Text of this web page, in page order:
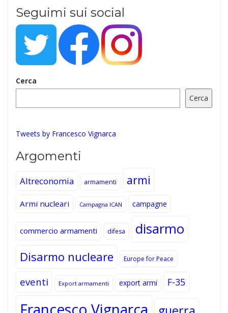
Seguimi sui social
Cerca
Cerca
Tweets by Francesco Vignarca
Argomenti
Altreconomia armamenti armi
Armi nucleari Campagna ICAN campagne
commercio armamenti difesa disarmo
Disarmo nucleare Europe for Peace
eventi Export armamenti export armi F-35